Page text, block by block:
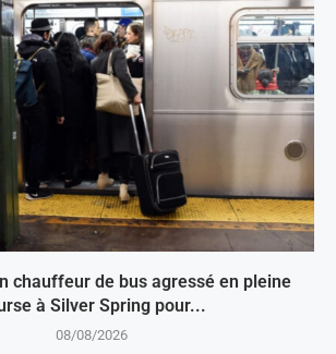
chauffeur de bus agressé en pleine
à Silver Spring pour...
08/08/2026